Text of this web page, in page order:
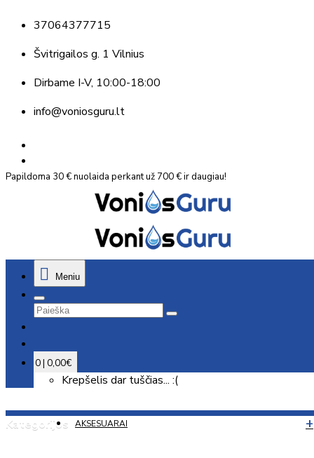
37064377715
Švitrigailos g. 1 Vilnius
Dirbame I-V, 10:00-18:00
info@voniosguru.lt
Papildoma 30 € nuolaida perkant už 700 € ir daugiau!
Meniu
0 | 0,00€
Krepšelis dar tuščias... :(
Kategorijos AKSESUARAI